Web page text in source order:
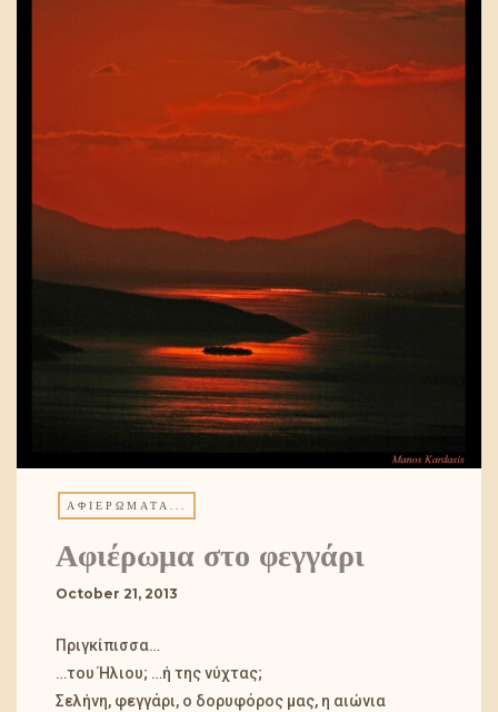
ΑΦΙΕΡΏΜΑΤΑ...
Αφιέρωμα στο φεγγάρι
October 21, 2013
Πριγκίπισσα…
…του Ήλιου; …ή της νύχτας;
Σελήνη, φεγγάρι, ο δορυφόρος μας, η αιώνια